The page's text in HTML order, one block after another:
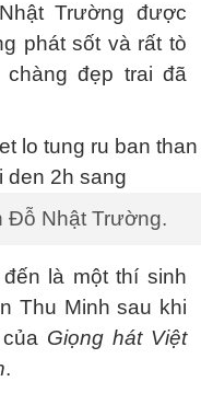
Trường được
phát sốt và rất tò
đẹp trai đã
Đỗ Nhật Trường.
là một thí sinh
Thu Minh sau khi
Giọng hát Việt
.